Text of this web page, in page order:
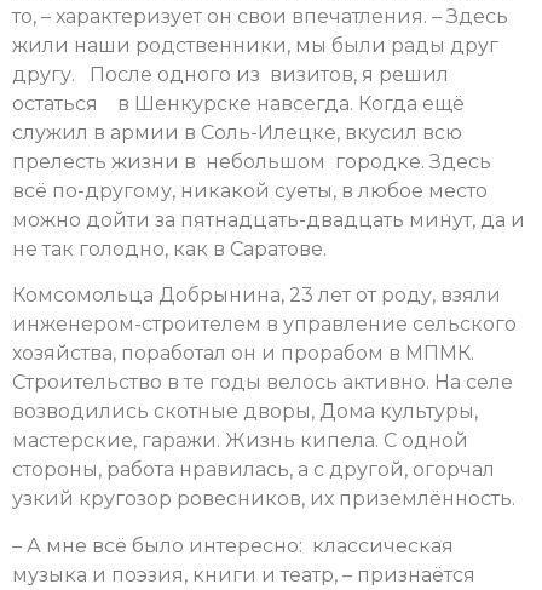
то, – характеризует он свои впечатления. – Здесь
жили наши родственники, мы были рады друг
другу. После одного из визитов, я решил
остаться в Шенкурске навсегда. Когда ещё
служил в армии в Соль-Илецке, вкусил всю
прелесть жизни в небольшом городке. Здесь
всё по-другому, никакой суеты, в любое место
можно дойти за пятнадцать-двадцать минут, да и
не так голодно, как в Саратове.
Комсомольца Добрынина, 23 лет от роду, взяли
инженером-строителем в управление сельского
хозяйства, поработал он и прорабом в МПМК.
Строительство в те годы велось активно. На селе
возводились скотные дворы, Дома культуры,
мастерские, гаражи. Жизнь кипела. С одной
стороны, работа нравилась, а с другой, огорчал
узкий кругозор ровесников, их приземлённость.
– А мне всё было интересно: классическая
музыка и поэзия, книги и театр, – признаётся